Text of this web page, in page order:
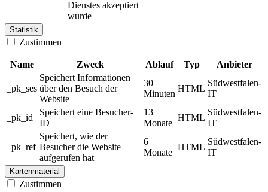
Dienstes akzeptiert
wurde
Statistik
Zustimmen
Name Zweck Ablauf Typ Anbieter
_pk_ses
Speichert Informationen
über den Besuch der
Website
30
Minuten
HTML
Südwestfalen-
IT
_pk_id
Speichert eine Besucher-
ID
13
Monate
HTML
Südwestfalen-
IT
_pk_ref
Speichert, wie der
Besucher die Website
aufgerufen hat
6
Monate
HTML
Südwestfalen-
IT
Kartenmaterial
Zustimmen